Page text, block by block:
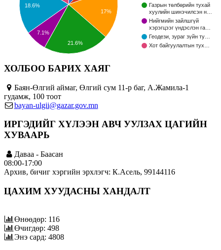
Газрын төлбөрийн тухай
хуулийн шинэчилсэн н…
Нийгмийн зайлшгүй
хэрэгцээг үндэслэн га…
Геодези, зураг зүйн ту…
Хот байгуулалтын тух…
17%
18.6%
7.1%
21.6%
ХОЛБОО БАРИХ ХАЯГ
Баян-Өлгий аймаг, Өлгий сум 11-р баг, А.Жамила-1
гудамж, 100 тоот
bayan-ulgii@gazar.gov.mn
ИРГЭДИЙГ ХҮЛЭЭН АВЧ УУЛЗАХ ЦАГИЙН
ХУВААРЬ
Даваа - Баасан
08:00-17:00
Архив, бичиг хэргийн эрхлэгч: К.Асель, 99144116
ЦАХИМ ХУУДАСНЫ ХАНДАЛТ
Өнөөдөр: 116
Өчигдөр: 498
Энэ сард: 4808